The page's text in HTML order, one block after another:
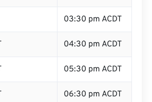
03:30 pm ACDT
04:30 pm ACDT
05:30 pm ACDT
06:30 pm ACDT